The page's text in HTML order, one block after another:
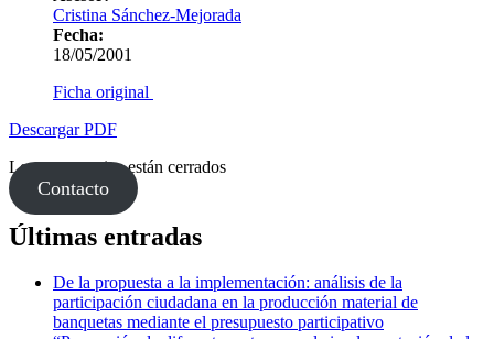
Cristina Sánchez-Mejorada
Fecha:
18/05/2001
Ficha original
Descargar PDF
Los comentarios están cerrados
Contacto
Últimas entradas
De la propuesta a la implementación: análisis de la
participación ciudadana en la producción material de
banquetas mediante el presupuesto participativo